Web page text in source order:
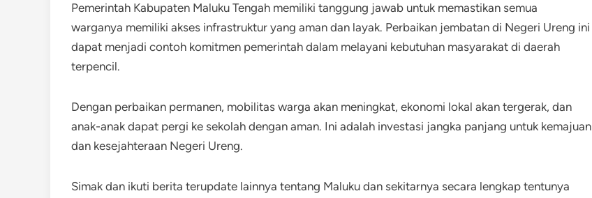
Pemerintah Kabupaten Maluku Tengah memiliki tanggung jawab untuk memastikan semua
warganya memiliki akses infrastruktur yang aman dan layak. Perbaikan jembatan di Negeri Ureng ini
dapat menjadi contoh komitmen pemerintah dalam melayani kebutuhan masyarakat di daerah
terpencil.
Dengan perbaikan permanen, mobilitas warga akan meningkat, ekonomi lokal akan tergerak, dan
anak-anak dapat pergi ke sekolah dengan aman. Ini adalah investasi jangka panjang untuk kemajuan
dan kesejahteraan Negeri Ureng.
Simak dan ikuti berita terupdate lainnya tentang Maluku dan sekitarnya secara lengkap tentunya